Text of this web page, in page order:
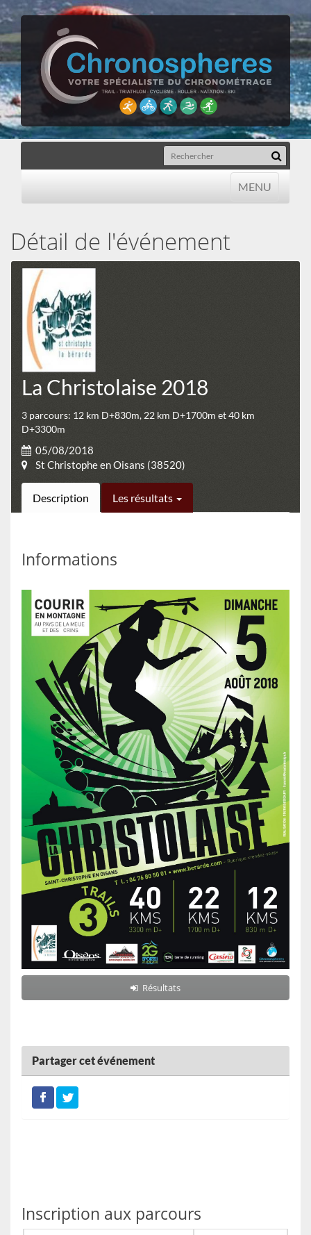
MENU
MENU
Détail de l'événement
La Christolaise 2018
3 parcours: 12 km D+830m, 22 km D+1700m et 40 km
D+3300m
05/08/2018
St Christophe en Oisans (38520)
Description Les résultats
Informations
Résultats
Partager cet événement
Inscription aux parcours